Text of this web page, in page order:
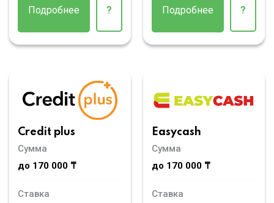
Подробнее ? Подробнее ?
Credit plus
Сумма
до 170 000 ₸
Ставка
Easycash
Сумма
до 170 000 ₸
Ставка